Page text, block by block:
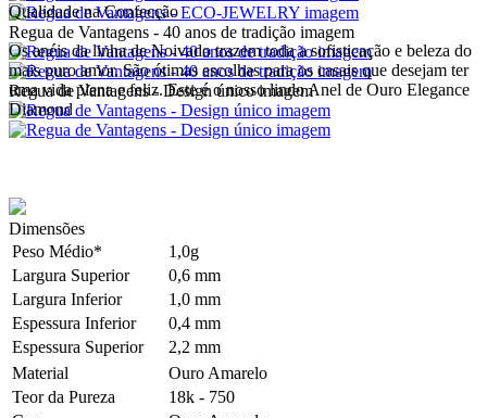
Regua de Vantagens - 40 anos de tradição imagem
Regua de Vantagens - Design único imagem
Qualidade na Confecção
Os anéis da linha de Noivado trazem toda a sofisticação e beleza do
mais puro amor. São ótimas escolhas para os casais que desejam ter
uma vida plena e feliz. Este é o nosso lindo Anel de Ouro Elegance
Diamond
Dimensões
Peso Médio*
1,0g
Largura Superior
0,6 mm
Largura Inferior
1,0 mm
Espessura Inferior
0,4 mm
Espessura Superior
2,2 mm
Material
Ouro Amarelo
Teor da Pureza
18k - 750